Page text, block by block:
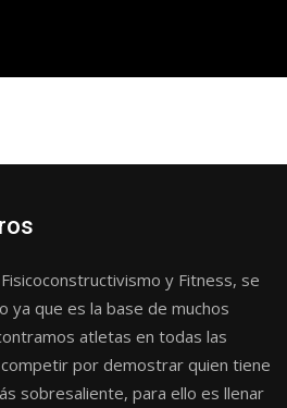
y Fitness, se
ya que es la base de muchos
atletas en todas las
por demostrar quien tiene
sobresaliente, para ello es llenar